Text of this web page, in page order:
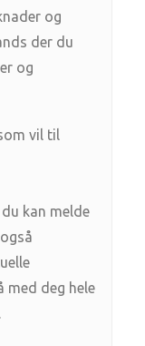
og
der du
og
vil til
kan melde
med deg hele